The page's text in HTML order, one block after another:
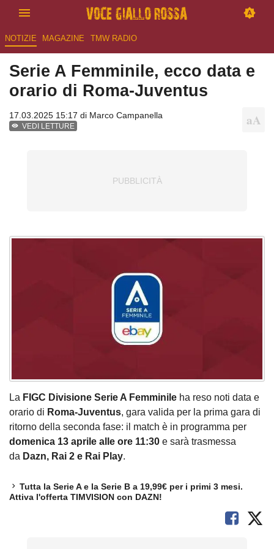
NOTIZIE MAGAZINE TMW RADIO
Serie A Femminile, ecco data e
orario di Roma-Juventus
17.03.2025 15:17 di Marco Campanella
VEDI LETTURE
La FIGC Divisione Serie A Femminile ha reso noti data e
orario di Roma-Juventus, gara valida per la prima gara di
ritorno della seconda fase: il match è in programma per
domenica 13 aprile alle ore 11:30 e sarà trasmessa
da Dazn, Rai 2 e Rai Play.
Tutta la Serie A e la Serie B a 19,99€ per i primi 3 mesi.
Attiva l'offerta TIMVISION con DAZN!